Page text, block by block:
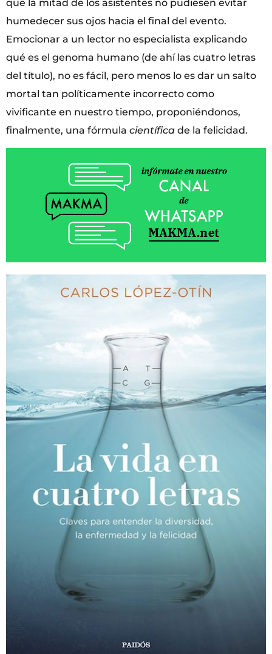
que la mitad de los asistentes no pudiesen evitar
humedecer sus ojos hacia el final del evento.
Emocionar a un lector no especialista explicando
qué es el genoma humano (de ahí las cuatro letras
del título), no es fácil, pero menos lo es dar un salto
mortal tan políticamente incorrecto como
vivificante en nuestro tiempo, proponiéndonos,
finalmente, una fórmula científica de la felicidad.